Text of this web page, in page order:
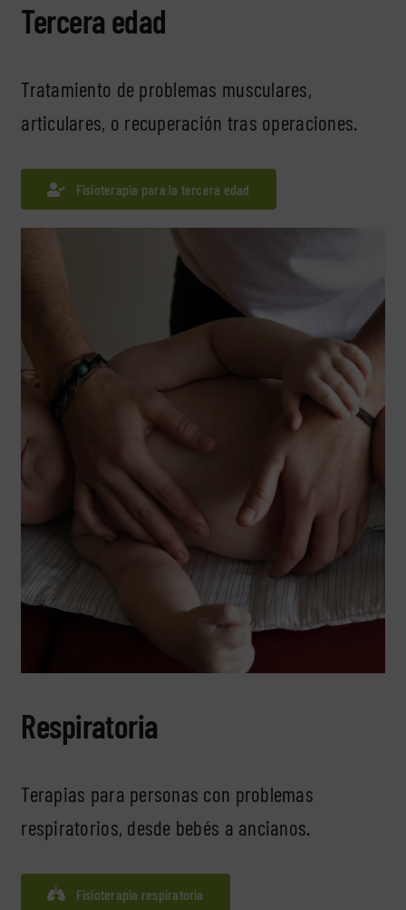
Tercera edad
Tratamiento de problemas musculares,
articulares, o recuperación tras operaciones.
Fisioterapia para la tercera edad
Respiratoria
Terapias para personas con problemas
respiratorios, desde bebés a ancianos.
Fisioterapia respiratoria